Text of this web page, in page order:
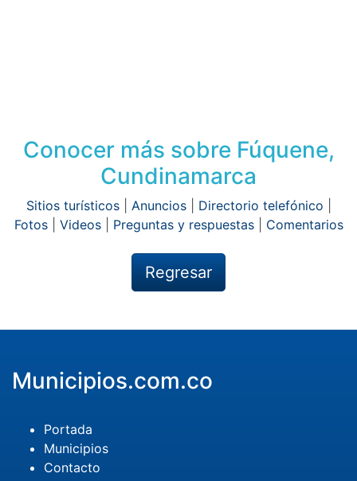
Conocer más sobre Fúquene,
Cundinamarca
Sitios turísticos| Anuncios| Directorio telefónico
Fotos| Videos| Preguntas y respuestas| Comentarios
Regresar
Municipios.com.co
Portada
Municipios
Contacto